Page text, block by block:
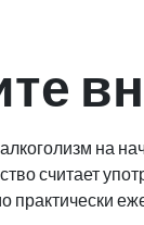
на
считает
практически